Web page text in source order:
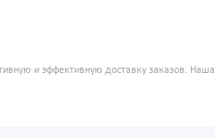
и эффективную доставку заказов.